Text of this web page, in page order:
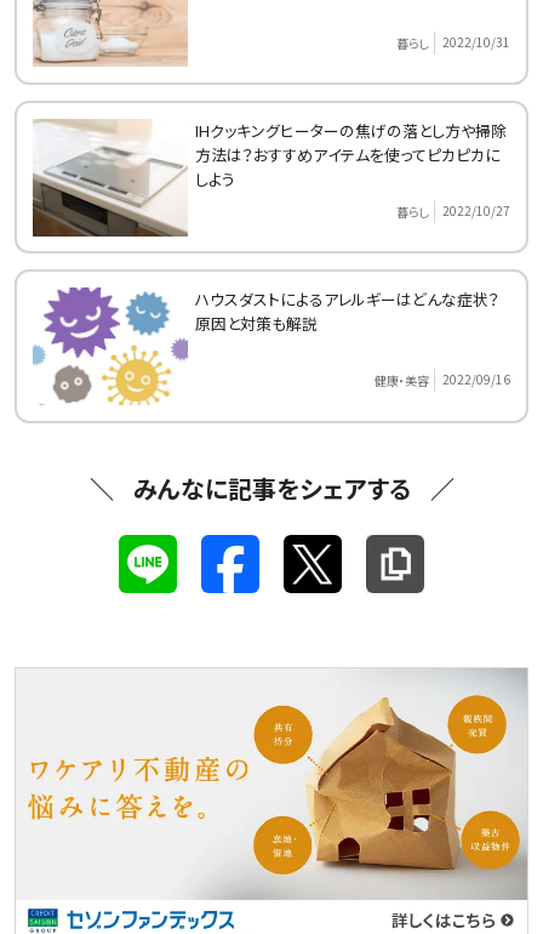
暮らし 2022/10/31
IHクッキングヒーターの焦げの落とし方や掃除
方法は？おすすめアイテムを使ってピカピカに
しよう
暮らし 2022/10/27
ハウスダストによるアレルギーはどんな症状？
原因と対策も解説
健康・美容 2022/09/16
みんなに記事をシェアする